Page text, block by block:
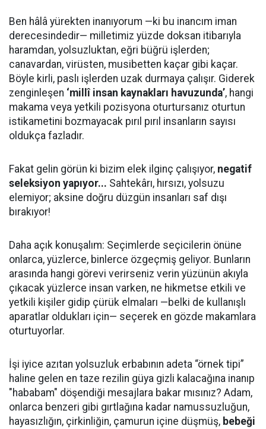
Ben hâlâ yürekten inanıyorum —ki bu inancım iman
derecesindedir— milletimiz yüzde doksan itibarıyla
haramdan, yolsuzluktan, eğri büğrü işlerden;
canavardan, virüsten, musibetten kaçar gibi kaçar.
Böyle kirli, paslı işlerden uzak durmaya çalışır. Giderek
zenginleşen ‘millî insan kaynakları havuzunda’, hangi
makama veya yetkili pozisyona oturtursanız oturtun
istikametini bozmayacak pırıl pırıl insanların sayısı
oldukça fazladır.
Fakat gelin görün ki bizim elek ilginç çalışıyor, negatif
seleksiyon yapıyor... Sahtekârı, hırsızı, yolsuzu
elemiyor; aksine doğru düzgün insanları saf dışı
bırakıyor!
Daha açık konuşalım: Seçimlerde seçicilerin önüne
onlarca, yüzlerce, binlerce özgeçmiş geliyor. Bunların
arasında hangi görevi verirseniz verin yüzünün akıyla
çıkacak yüzlerce insan varken, ne hikmetse etkili ve
yetkili kişiler gidip çürük elmaları —belki de kullanışlı
aparatlar oldukları için— seçerek en gözde makamlara
oturtuyorlar.
İşi iyice azıtan yolsuzluk erbabının adeta “örnek tipi”
haline gelen en taze rezilin güya gizli kalacağına inanıp
"hababam" döşendiği mesajlara bakar mısınız? Adam,
onlarca benzeri gibi gırtlağına kadar namussuzluğun,
hayasızlığın, çirkinliğin, çamurun içine düşmüş, bebeği